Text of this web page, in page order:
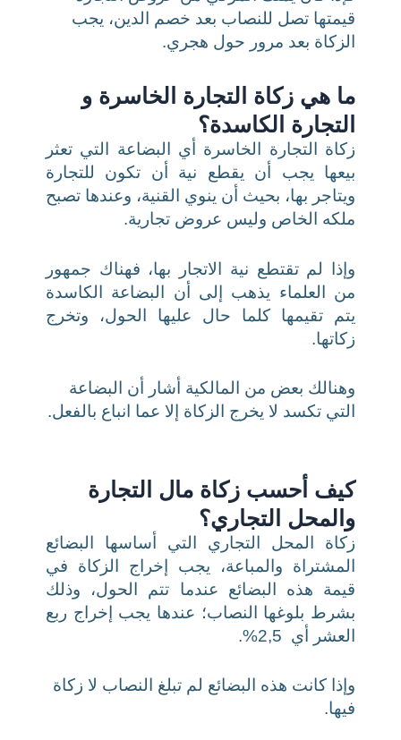
قيمتها تصل للنصاب بعد خصم الدين، يجب
الزكاة بعد مرور حول هجري.
ما هي زكاة التجارة الخاسرة و
التجارة الكاسدة؟
زكاة التجارة الخاسرة أي البضاعة التي تعثر
بيعها يجب أن يقطع نية أن تكون للتجارة
ويتاجر بها، بحيث أن ينوي القنية، وعندها تصبح
ملكه الخاص وليس عروض تجارية.
وإذا لم تقتطع نية الاتجار بها، فهناك جمهور
من العلماء يذهب إلى أن البضاعة الكاسدة
يتم تقيمها كلما حال عليها الحول، وتخرج
زكاتها.
وهنالك بعض من المالكية أشار أن البضاعة
التي تكسد لا يخرج الزكاة إلا عما انباع بالفعل.
كيف أحسب زكاة مال التجارة
والمحل التجاري؟
زكاة المحل التجاري التي أساسها البضائع
المشتراة والمباعة، يجب إخراج الزكاة في
قيمة هذه البضائع عندما تتم الحول، وذلك
بشرط بلوغها النصاب؛ عندها يجب إخراج ربع
العشر أي 2,5%.
وإذا كانت هذه البضائع لم تبلغ النصاب لا زكاة
فيها.